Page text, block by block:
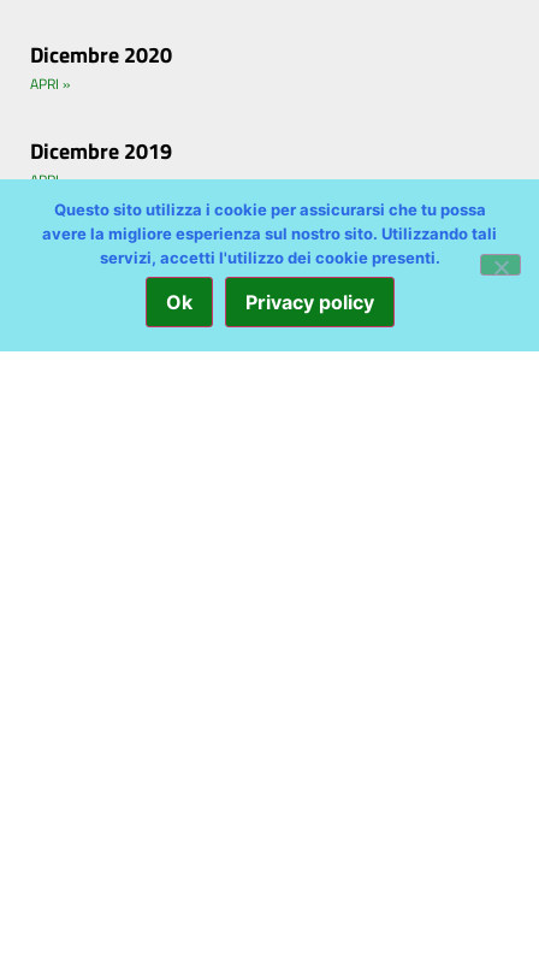
Dicembre 2020
APRI »
Dicembre 2019
APRI »
Giugno 2019
Dicembre 2018
Questo sito utilizza i cookie per assicurarsi che tu possa
avere la migliore esperienza sul nostro sito. Utilizzando tali
servizi, accetti l'utilizzo dei cookie presenti.
Ok Privacy policy